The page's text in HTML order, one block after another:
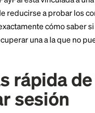
que sabes dónde
de PayPal está
suele reducirse
cómo recuperar una